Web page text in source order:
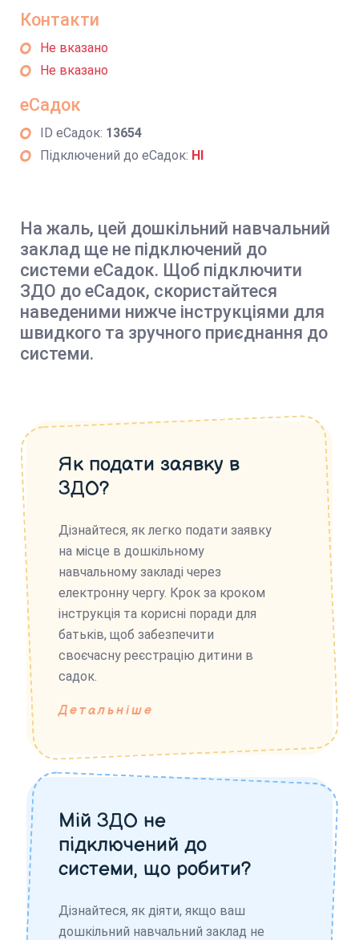
Контакти
Не вказано
Не вказано
еСадок
ID еСадок: 13654
Підключений до еСадок: НІ
На жаль, цей дошкільний навчальний
заклад ще не підключений до
системи еСадок. Щоб підключити
ЗДО до еСадок, скористайтеся
наведеними нижче інструкціями для
швидкого та зручного приєднання до
системи.
Як подати заявку в
ЗДО?
Дізнайтеся, як легко подати заявку
на місце в дошкільному
навчальному закладі через
електронну чергу. Крок за кроком
інструкція та корисні поради для
батьків, щоб забезпечити
своєчасну реєстрацію дитини в
садок.
Детальніше
Мій ЗДО не
підключений до
системи, що робити?
Дізнайтеся, як діяти, якщо ваш
дошкільний навчальний заклад не